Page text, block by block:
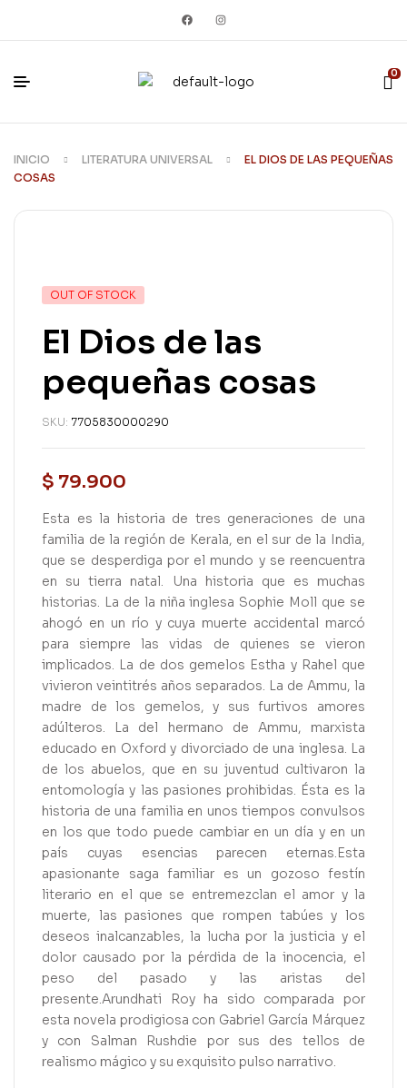
0
INICIO LITERATURA UNIVERSAL
EL DIOS DE LAS PEQUEÑAS
COSAS
OUT OF STOCK
El Dios de las
pequeñas cosas
SKU: 7705830000290
$ 79.900
Esta es la historia de tres generaciones de una
familia de la región de Kerala, en el sur de la India,
que se desperdiga por el mundo y se reencuentra
en su tierra natal. Una historia que es muchas
historias. La de la niña inglesa Sophie Moll que se
ahogó en un río y cuya muerte accidental marcó
para siempre las vidas de quienes se vieron
implicados. La de dos gemelos Estha y Rahel que
vivieron veintitrés años separados. La de Ammu, la
madre de los gemelos, y sus furtivos amores
adúlteros. La del hermano de Ammu, marxista
educado en Oxford y divorciado de una inglesa. La
de los abuelos, que en su juventud cultivaron la
entomología y las pasiones prohibidas. Ésta es la
historia de una familia en unos tiempos convulsos
en los que todo puede cambiar en un día y en un
país cuyas esencias parecen eternas.Esta
apasionante saga familiar es un gozoso festín
literario en el que se entremezclan el amor y la
muerte, las pasiones que rompen tabúes y los
deseos inalcanzables, la lucha por la justicia y el
dolor causado por la pérdida de la inocencia, el
peso del pasado y las aristas del
presente.Arundhati Roy ha sido comparada por
esta novela prodigiosa con Gabriel García Márquez
y con Salman Rushdie por sus des tellos de
realismo mágico y su exquisito pulso narrativo.